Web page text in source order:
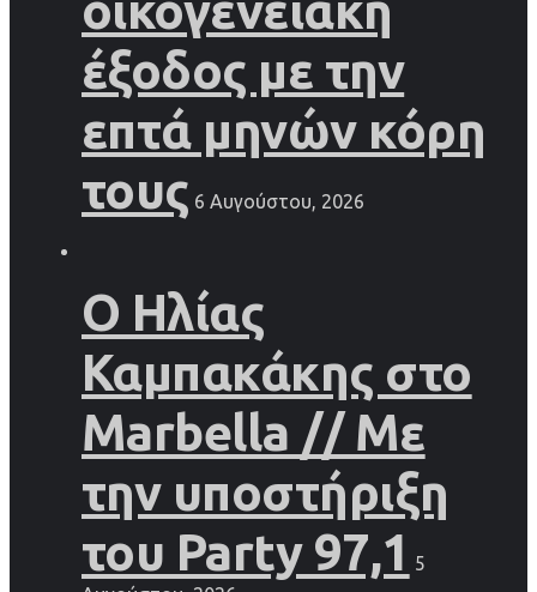
έξοδος με την
επτά μηνών κόρη
τους 6 Αυγούστου, 2026
Ο Ηλίας
Καμπακάκης στο
Marbella // Με
την υποστήριξη
του Party 97,1
5